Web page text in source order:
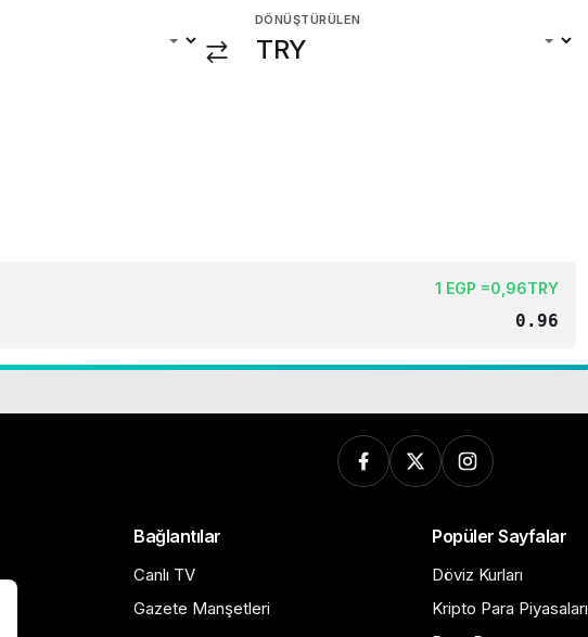
DÖNÜŞTÜRÜLEN
1 EGP =0,96TRY
0.96
Bağlantılar
Canlı TV
Gazete Manşetleri
Popüler Sayfalar
Döviz Kurları
Kripto Para Piyasaları